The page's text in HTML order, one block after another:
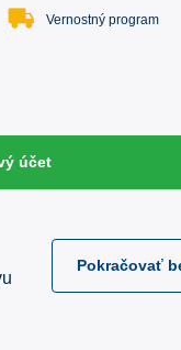
Vernostný program
účet
Pokračovať